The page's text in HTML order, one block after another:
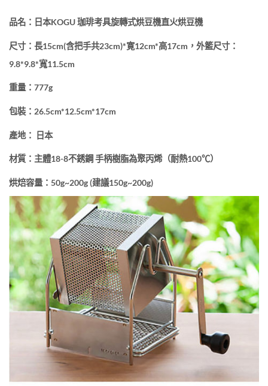
品名：日本KOGU 珈琲考具旋轉式烘豆機直火烘豆機
尺寸：長15cm(含把手共23cm)*寛12cm*高17cm，外籃尺寸：
9.8*9.8*寬11.5cm
重量：777g
包裝：26.5cm*12.5cm*17cm
產地： 日本
材質：主體18-8不銹鋼 手柄樹脂為聚丙烯（耐熱100℃）
烘焙容量：50g~200g (建議150g~200g)